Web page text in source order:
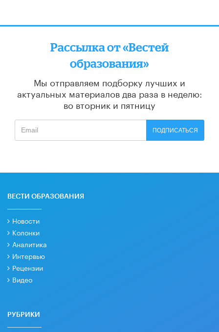
Рассылка от «Вестей
образования»
Мы отправляем подборку лучших и
актуальных материалов два раза в неделю:
во вторник и пятницу
ПОДПИСАТЬСЯ
ВЕСТИ ОБРАЗОВАНИЯ
Новости
Колонки
Аналитика
Интервью
Рецензии
Видео
РУБРИКИ